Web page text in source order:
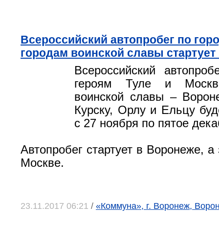
Всероссийский автопробег по
городам воинской славы
Всероссийский
героям Туле и
воинской славы –
Курску, Орлу и Ельцу
с 27 ноября по пятое
Автопробег стартует в Воронеже,
Москве.
23.11.2017 06:21 / «Коммуна», г. Воронеж,